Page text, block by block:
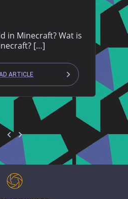
in Minecraft? Wat is
[…]
ARTICLE